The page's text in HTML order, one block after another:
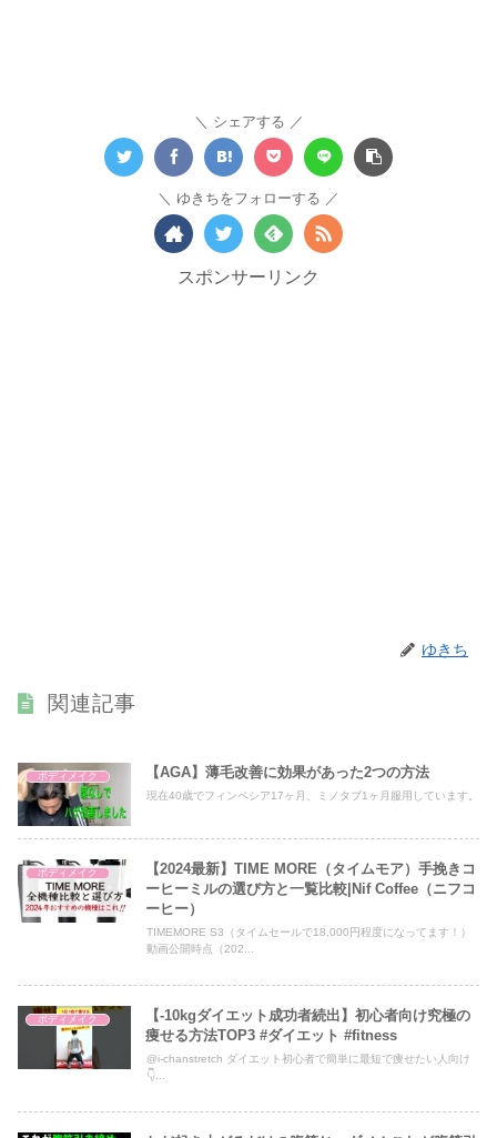
シェアする
ゆきちをフォローする
スポンサーリンク
ゆきち
関連記事
ボディメイク 【AGA】薄毛改善に効果があった2つの方法
現在40歳でフィンペシア17ヶ月、ミノタブ1ヶ月服用しています。
ボディメイク
【2024最新】TIME MORE（タイムモア）手挽きコ
ーヒーミルの選び方と一覧比較|Nif Coffee（ニフコ
ーヒー）
TIMEMORE S3（タイムセールで18,000円程度になってます！）
動画公開時点（202...
ボディメイク
【-10kgダイエット成功者続出】初心者向け究極の
痩せる方法TOP3 #ダイエット #fitness
@i-chanstretch ダイエット初心者で簡単に最短で痩せたい人向け
👇...